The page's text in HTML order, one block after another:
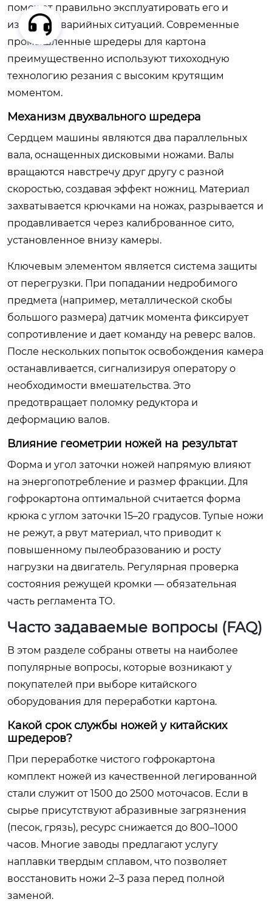
поможет правильно эксплуатировать его и
избегать аварийных ситуаций. Современные
промышленные шредеры для картона
преимущественно используют тихоходную
технологию резания с высоким крутящим
моментом.
Механизм двухвального шредера
Сердцем машины являются два параллельных
вала, оснащенных дисковыми ножами. Валы
вращаются навстречу друг другу с разной
скоростью, создавая эффект ножниц. Материал
захватывается крючками на ножах, разрывается и
продавливается через калиброванное сито,
установленное внизу камеры.
Ключевым элементом является система защиты
от перегрузки. При попадании недробимого
предмета (например, металлической скобы
большого размера) датчик момента фиксирует
сопротивление и дает команду на реверс валов.
После нескольких попыток освобождения камера
останавливается, сигнализируя оператору о
необходимости вмешательства. Это
предотвращает поломку редуктора и
деформацию валов.
Влияние геометрии ножей на результат
Форма и угол заточки ножей напрямую влияют
на энергопотребление и размер фракции. Для
гофрокартона оптимальной считается форма
крюка с углом заточки 15–20 градусов. Тупые ножи
не режут, а рвут материал, что приводит к
повышенному пылеобразованию и росту
нагрузки на двигатель. Регулярная проверка
состояния режущей кромки — обязательная
часть регламента ТО.
Часто задаваемые вопросы (FAQ)
В этом разделе собраны ответы на наиболее
популярные вопросы, которые возникают у
покупателей при выборе китайского
оборудования для переработки картона.
Какой срок службы ножей у китайских
шредеров?
При переработке чистого гофрокартона
комплект ножей из качественной легированной
стали служит от 1500 до 2500 моточасов. Если в
сырье присутствуют абразивные загрязнения
(песок, грязь), ресурс снижается до 800–1000
часов. Многие заводы предлагают услугу
наплавки твердым сплавом, что позволяет
восстановить ножи 2–3 раза перед полной
заменой.